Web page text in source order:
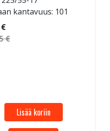
kantavuus: 101
€
Lisää koriin